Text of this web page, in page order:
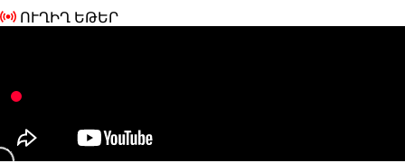
ՈՒՂԻՂ ԵԹԵՐ